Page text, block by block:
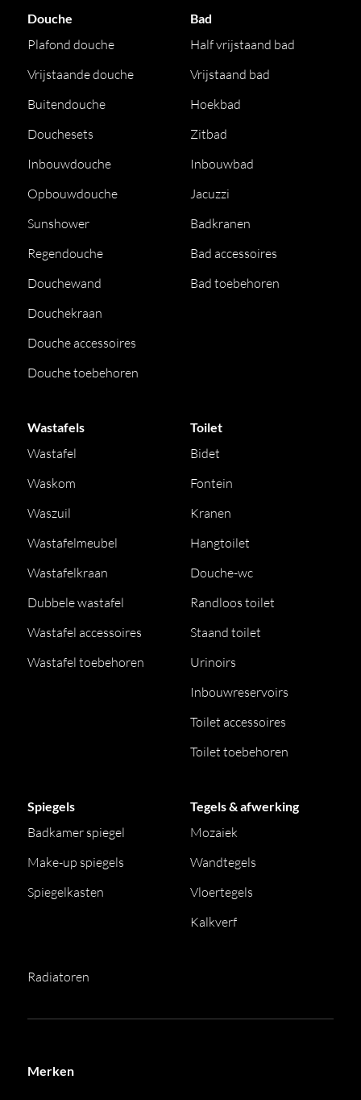
Douche
Plafond douche
Vrijstaande douche
Buitendouche
Douchesets
Inbouwdouche
Opbouwdouche
Sunshower
Regendouche
Douchewand
Douchekraan
Douche accessoires
Douche toebehoren
Bad
Half vrijstaand bad
Vrijstaand bad
Hoekbad
Zitbad
Inbouwbad
Jacuzzi
Badkranen
Bad accessoires
Bad toebehoren
Wastafels
Wastafel
Waskom
Waszuil
Wastafelmeubel
Wastafelkraan
Dubbele wastafel
Wastafel accessoires
Wastafel toebehoren
Toilet
Bidet
Fontein
Kranen
Hangtoilet
Douche-wc
Randloos toilet
Staand toilet
Urinoirs
Inbouwreservoirs
Toilet accessoires
Toilet toebehoren
Spiegels
Badkamer spiegel
Make-up spiegels
Spiegelkasten
Tegels & afwerking
Mozaiek
Wandtegels
Vloertegels
Kalkverf
Radiatoren
Merken